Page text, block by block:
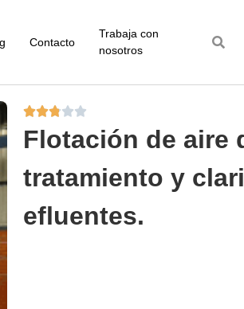
Contacto
Trabaja con
nosotros

Flotación de aire
tratamiento y
efluentes.